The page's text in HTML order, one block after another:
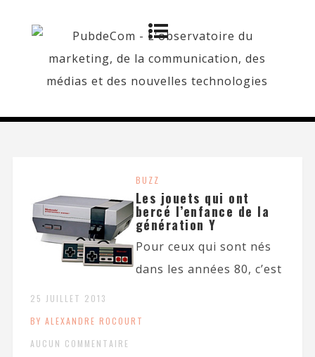
BUZZ
Les jouets qui ont
bercé l’enfance de la
génération Y
25 JUILLET 2013
BY ALEXANDRE ROCOURT
AUCUN COMMENTAIRE
Pour ceux qui sont nés
dans les années 80, c’est